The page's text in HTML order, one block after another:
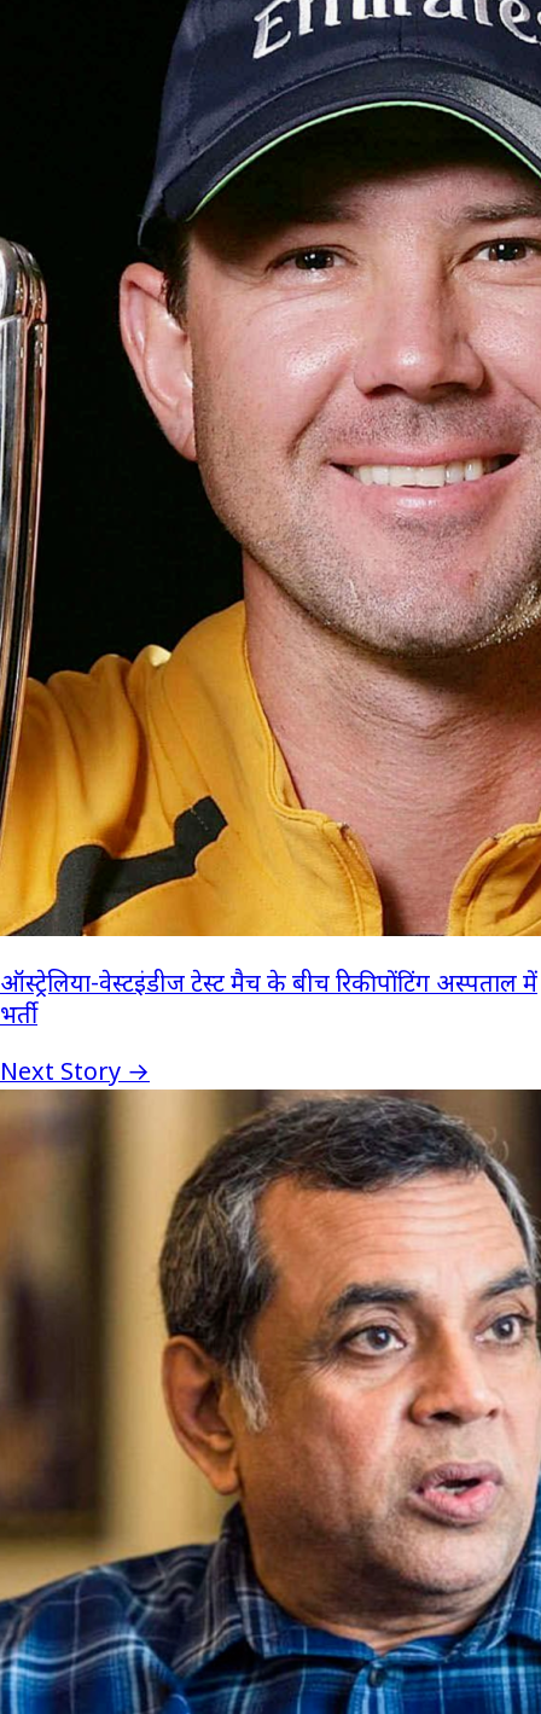
ऑस्ट्रेलिया-वेस्टइंडीज टेस्ट मैच के बीच रिकी पोंटिंग अस्पताल में
भर्ती
Next Story →